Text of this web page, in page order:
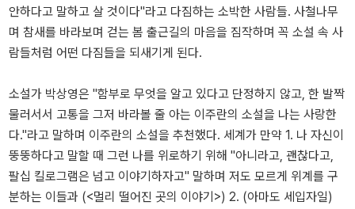
안하다고 말하고 살 것이다"라고 다짐하는 소박한 사람들. 사철나무
며 참새를 바라보며 걷는 봄 출근길의 마음을 짐작하며 꼭 소설 속 사
람들처럼 어떤 다짐들을 되새기게 된다.
소설가 박상영은 "함부로 무엇을 알고 있다고 단정하지 않고, 한 발짝
물러서서 고통을 그저 바라볼 줄 아는 이주란의 소설을 나는 사랑한
다."라고 말하며 이주란의 소설을 추천했다. 세계가 만약 1. 나 자신이
뚱뚱하다고 말할 때 그런 나를 위로하기 위해 "아니라고, 괜찮다고,
팔십 킬로그램은 넘고 이야기하자고" 말하며 저도 모르게 위계를 구
분하는 이들과 (<멀리 떨어진 곳의 이야기>) 2. (아마도 세입자일)